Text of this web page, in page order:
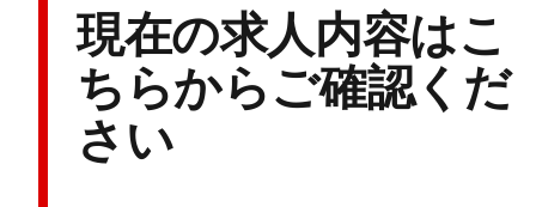
現在の求人内容はこ
ちらからご確認くだ
さい